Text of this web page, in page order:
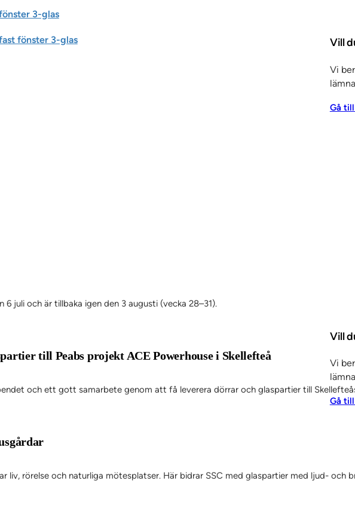
3-glas
fönster 3-glas Vill
Vi
Gå
Vill
Vi
Gå
har arbetat inom företaget sedan 1996 och varit med om företagets kliv –
från 50-talet” till den toppmoderna industri man är idag.
så kan jag konstatera att SSC varit en bra organisation för oss att
gå i pension har därför vuxit fram sakta och för några månader sedan
blir Ulf som tar över. Jag är väldigt mån om att företaget ska vara kvar i
den första januari 2022.
juli och är tillbaka igen den 3 augusti (vecka 28–31).
till Peabs projekt ACE Powerhouse i Skellefteå
och ett gott samarbete genom att få leverera dörrar och glaspartier till
liv, rörelse och naturliga mötesplatser. Här bidrar SSC med glaspartier med ljud- och